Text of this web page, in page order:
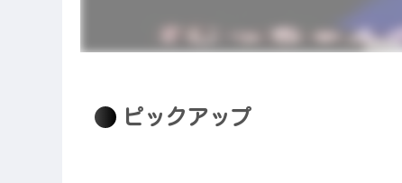
ピックアップ